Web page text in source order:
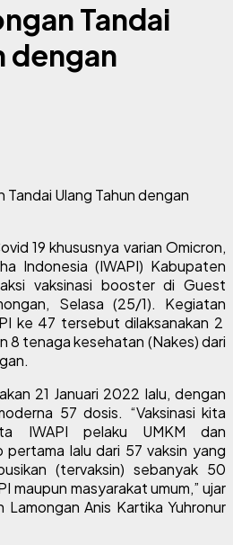
Tandai
dengan
19 khususnya varian Omicron,
Indonesia (IWAPI) Kabupaten
vaksinasi booster di Guest
Selasa (25/1). Kegiatan
ke 47 tersebut dilaksanakan 2
8 tenaga kesehatan (Nakes) dari
21 Januari 2022 lalu, dengan
57 dosis. “Vaksinasi kita
IWAPI pelaku UMKM dan
pertama lalu dari 57 vaksin yang
(tervaksin) sebanyak 50
maupun masyarakat umum,” ujar
Anis Kartika Yuhronur